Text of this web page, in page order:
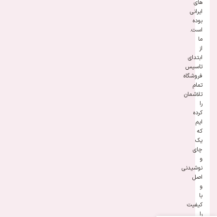
های
ایرانی
بوده
است.
ما
از
ابتدای
تاسیس
فروشگاه
تمام
تلاشمان
را
کرده
ایم
که
یک
چای
و
نوشیدنی
اصل
و
با
کیفیت
را